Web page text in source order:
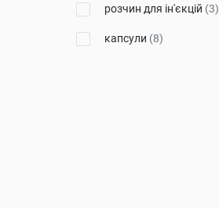
розчин для ін'єкцій (3)
капсули (8)